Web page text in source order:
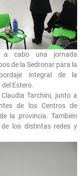
a cabo una jornada
de la Sedronar para la
integral de la
Estero.
Tarchini, junto a
de los Centros de
la provincia. También
los distintas redes y